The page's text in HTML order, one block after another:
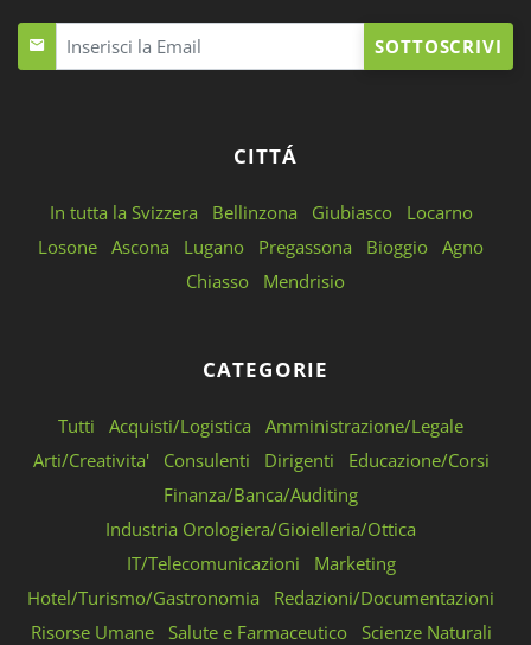
SOTTOSCRIVI
CITTÁ
In tutta la Svizzera Bellinzona Giubiasco
Locarno
Losone Ascona Lugano Pregassona Bioggio Agno
Chiasso
Mendrisio
CATEGORIE
Tutti Acquisti/Logistica
Amministrazione/Legale
Arti/Creativita'
Consulenti Dirigenti
Educazione/Corsi
Finanza/Banca/Auditing
Industria Orologiera/Gioielleria/Ottica
IT/Telecomunicazioni
Marketing
Hotel/Turismo/Gastronomia
Redazioni/Documentazioni
Risorse Umane
Salute e Farmaceutico Scienze Naturali